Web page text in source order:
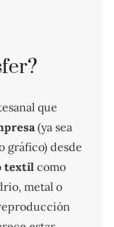
que
(ya sea
gráfico) desde
textil como
metal o